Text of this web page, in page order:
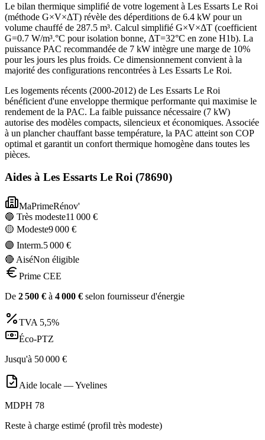
Le bilan thermique simplifié de votre logement à Les Essarts Le Roi
(méthode G×V×ΔT) révèle des déperditions de 6.4 kW pour un
volume chauffé de 287.5 m³. Calcul simplifié G×V×ΔT (coefficient
G=0.7 W/m³.°C pour isolation bonne, ΔT=32°C en zone H1b). La
puissance PAC recommandée de 7 kW intègre une marge de 10%
pour les jours les plus froids. Ce dimensionnement convient à la
majorité des configurations rencontrées à Les Essarts Le Roi.
Les logements récents (2000-2012) de Les Essarts Le Roi
bénéficient d'une enveloppe thermique performante qui maximise le
rendement de la PAC. La faible puissance nécessaire (7 kW)
autorise des modèles compacts, silencieux et économiques. Associée
à un plancher chauffant basse température, la PAC atteint son COP
optimal et garantit un confort thermique homogène dans toutes les
pièces.
Aides à Les Essarts Le Roi (78690)
MaPrimeRénov'
🔵 Très modeste11 000 €
🟡 Modeste9 000 €
🟣 Interm.5 000 €
🔴 AiséNon éligible
Prime CEE
De 2 500 € à 4 000 € selon fournisseur d'énergie
TVA 5,5%
Éco-PTZ
Jusqu'à 50 000 €
Aide locale —Yvelines
MDPH 78
Reste à charge estimé (profil très modeste)